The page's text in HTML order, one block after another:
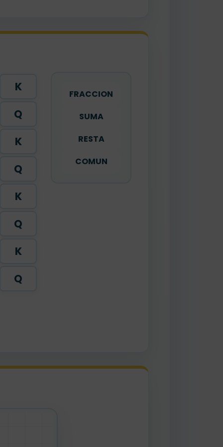
K
Q
K
Q
K
Q
K
Q
FRACCION
SUMA
RESTA
COMUN